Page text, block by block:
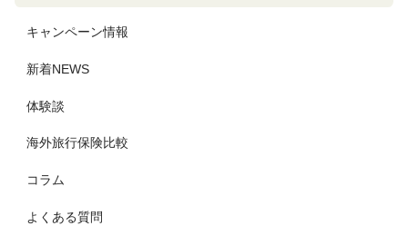
キャンペーン情報
新着NEWS
体験談
海外旅行保険比較
コラム
よくある質問